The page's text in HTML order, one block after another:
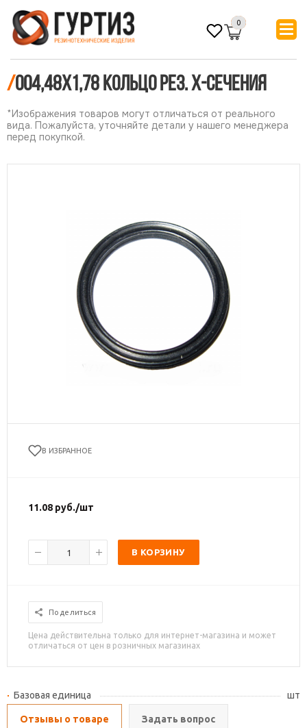
0
/004,48х1,78 Кольцо рез. Х-сечения
*Изображения товаров могут отличаться от реального
вида. Пожалуйста, уточняйте детали у нашего менеджера
перед покупкой.
В ИЗБРАННОЕ
11.08 руб./шт
В КОРЗИНУ
Поделиться
Цена действительна только для интернет-магазина и может
отличаться от цен в розничных магазинах
Базовая единица шт
Отзывы о товаре Задать вопрос